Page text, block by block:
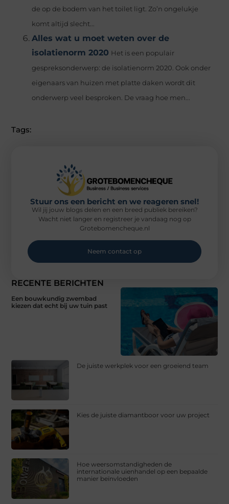
de op de bodem van het toilet ligt. Zo’n ongelukje
komt altijd slecht...
Alles wat u moet weten over de
isolatienorm 2020 Het is een populair
gespreksonderwerp: de isolatienorm 2020. Ook onder
eigenaars van huizen met platte daken wordt dit
onderwerp veel besproken. De vraag hoe men...
Tags:
RECENTE BERICHTEN
Een bouwkundig zwembad
kiezen dat echt bij uw tuin past
De juiste werkplek voor een groeiend team
Kies de juiste diamantboor voor uw project
Hoe weersomstandigheden de
internationale uienhandel op een bepaalde
manier beïnvloeden
Stuur ons een bericht en we reageren snel!
Wil jij jouw blogs delen en een breed publiek bereiken?
Wacht niet langer en registreer je vandaag nog op
Grotebomencheque.nl
Neem contact op